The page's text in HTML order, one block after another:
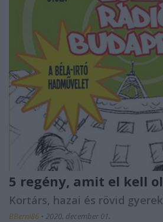
5 regény, amit el kell
Kortárs, hazai és rövid
BBerni86 • 2020. december 01.